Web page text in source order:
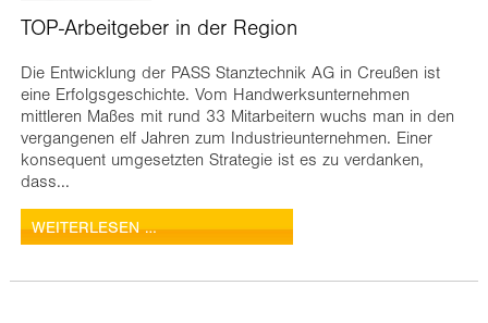
TOP-Arbeitgeber in der Region
Die Entwicklung der PASS Stanztechnik AG in Creußen ist
eine Erfolgsgeschichte. Vom Handwerksunternehmen
mittleren Maßes mit rund 33 Mitarbeitern wuchs man in den
vergangenen elf Jahren zum Industrieunternehmen. Einer
konsequent umgesetzten Strategie ist es zu verdanken,
dass...
WEITERLESEN …